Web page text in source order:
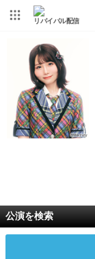
リバイバル配信
公演を検索